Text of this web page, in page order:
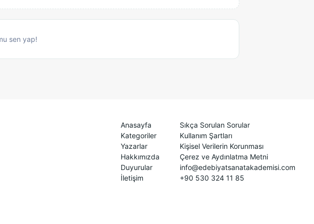
sen yap!
Anasayfa
Kategoriler
Yazarlar
Hakkımızda
Duyurular
İletişim
Sıkça Sorulan Sorular
Kullanım Şartları
Kişisel Verilerin Korunması
Çerez ve Aydınlatma Metni
info@edebiyatsanatakademisi.com
+90 530 324 11 85